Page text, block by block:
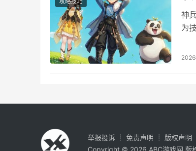
神
为
阵
举报投诉 ┊ 免责声明 ┊ 版权声明
Copyright © 2026 ABC游戏网 版